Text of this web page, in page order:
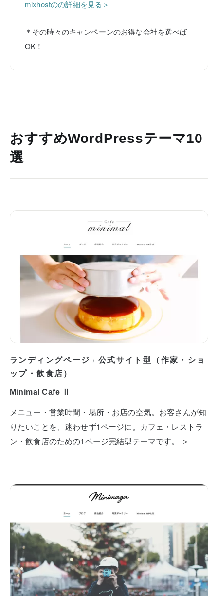
mixhostのの詳細を見る＞
＊その時々のキャンペーンのお得な会社を選べば
OK！
おすすめWordPressテーマ10
選
ランディングページ / 公式サイト型（作家・ショ
ップ・飲食店）
Minimal Cafe Ⅱ
メニュー・営業時間・場所・お店の空気。お客さんが知
りたいことを、迷わせず1ページに。カフェ・レストラ
ン・飲食店のための1ページ完結型テーマです。 ＞